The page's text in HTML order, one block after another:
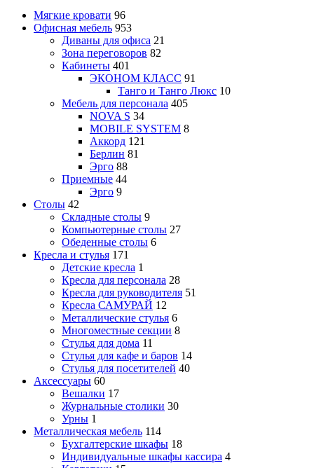
Мягкие кровати 96
Офисная мебель 953
Диваны для офиса 21
Зона переговоров 82
Кабинеты 401
ЭКОНОМ КЛАСС 91
Танго и Танго Люкс 10
Мебель для персонала 405
NOVA S 34
MOBILE SYSTEM 8
Аккорд 121
Берлин 81
Эрго 88
Приемные 44
Эрго 9
Столы 42
Складные столы 9
Компьютерные столы 27
Обеденные столы 6
Кресла и стулья 171
Детские кресла 1
Кресла для персонала 28
Кресла для руководителя 51
Кресла САМУРАЙ 12
Металлические стулья 6
Многоместные секции 8
Стулья для дома 11
Стулья для кафе и баров 14
Стулья для посетителей 40
Аксессуары 60
Вешалки 17
Журнальные столики 30
Урны 1
Металлическая мебель 114
Бухгалтерские шкафы 18
Индивидуальные шкафы кассира 4